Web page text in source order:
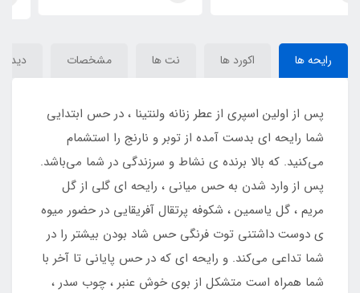
رایحه ها اکورد ها نت ها مشخصات
پس از اولین اسپری از عطر زنانه ولنتینا ، در حس ابتدایی
شما رایحه ای بدست آمده از توبر و نارنج را استشمام
می‌کنید. که بالا برنده ی نشاط و سرزندگی در شما می‌باشد.
پس از وارد شدن به حس میانی ، رایحه ای گلی از گل
مریم ، گل یاسمین ، شکوفه پرتقال آفریقایی در حضور میوه
ی دوست داشتنی توت فرنگی حس شاد بودن بیشتر را در
شما تداعی می‌کند. و رایحه ای که در حس پایانی تا آخر با
شما همراه است متشکل از بوی خوش عنبر ، چوب سدر ،